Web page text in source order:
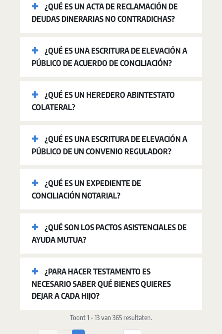
¿QUÉ ES UN ACTA DE RECLAMACIÓN DE
DEUDAS DINERARIAS NO CONTRADICHAS?
¿QUÉ ES UNA ESCRITURA DE ELEVACIÓN A
PÚBLICO DE ACUERDO DE CONCILIACIÓN?
¿QUÉ ES UN HEREDERO ABINTESTATO
COLATERAL?
¿QUÉ ES UNA ESCRITURA DE ELEVACIÓN A
PÚBLICO DE UN CONVENIO REGULADOR?
¿QUÉ ES UN EXPEDIENTE DE
CONCILIACIÓN NOTARIAL?
¿QUÉ SON LOS PACTOS ASISTENCIALES DE
AYUDA MUTUA?
¿PARA HACER TESTAMENTO ES
NECESARIO SABER QUÉ BIENES QUIERES
DEJAR A CADA HIJO?
Toont 1 - 13 van 365 resultaten.